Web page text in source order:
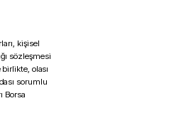
kişisel
sözleşmesi
olası
sorumlu
Borsa